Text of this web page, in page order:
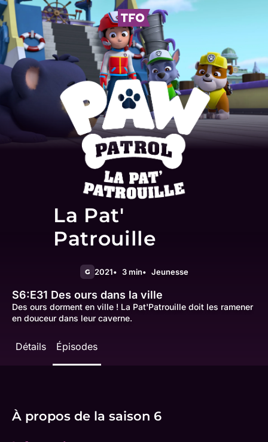
La Pat'
Patrouille
G 2021 3 min Jeunesse
S6:E31 Des ours dans la ville
Des ours dorment en ville ! La Pat'Patrouille doit les ramener
en douceur dans leur caverne.
Détails Épisodes
À propos de la saison 6